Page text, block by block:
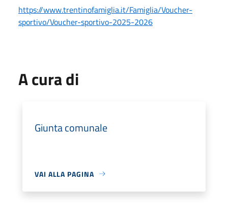
https://www.trentinofamiglia.it/Famiglia/Voucher-
sportivo/Voucher-sportivo-2025-2026
A cura di
Giunta comunale
VAI ALLA PAGINA